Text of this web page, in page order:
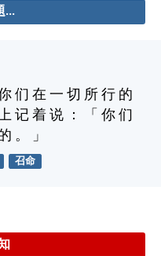
...
们 在 一 切 所 行 的
记 着 说 ： 「 你 们
。 」
召命